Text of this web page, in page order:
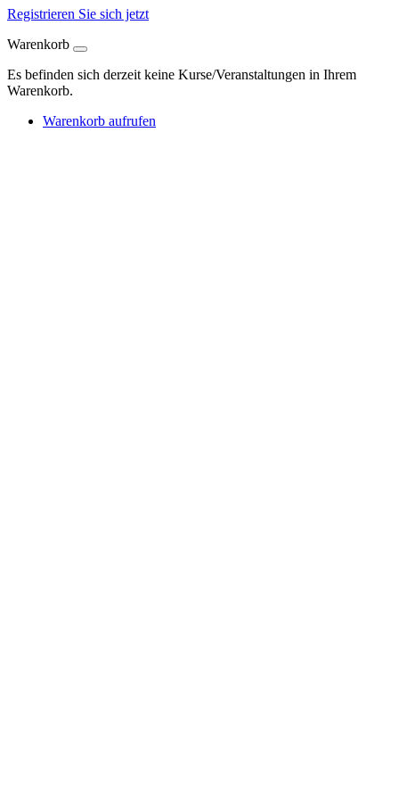
Registrieren Sie sich jetzt
Warenkorb
Es befinden sich derzeit keine Kurse/Veranstaltungen in Ihrem
Warenkorb.
Warenkorb aufrufen